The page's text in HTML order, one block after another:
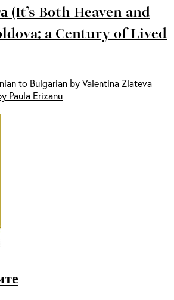
(It’s Both Heaven and
a Century of Lived
to Bulgarian by Valentina Zlateva
Paula Erizanu